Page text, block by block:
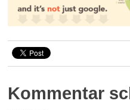
Kommentar